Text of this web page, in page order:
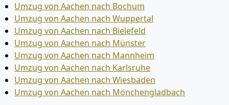
Umzug von Aachen nach Bochum
Umzug von Aachen nach Wuppertal
Umzug von Aachen nach Bielefeld
Umzug von Aachen nach Münster
Umzug von Aachen nach Mannheim
Umzug von Aachen nach Karlsruhe
Umzug von Aachen nach Wiesbaden
Umzug von Aachen nach Mönchen­gladbach